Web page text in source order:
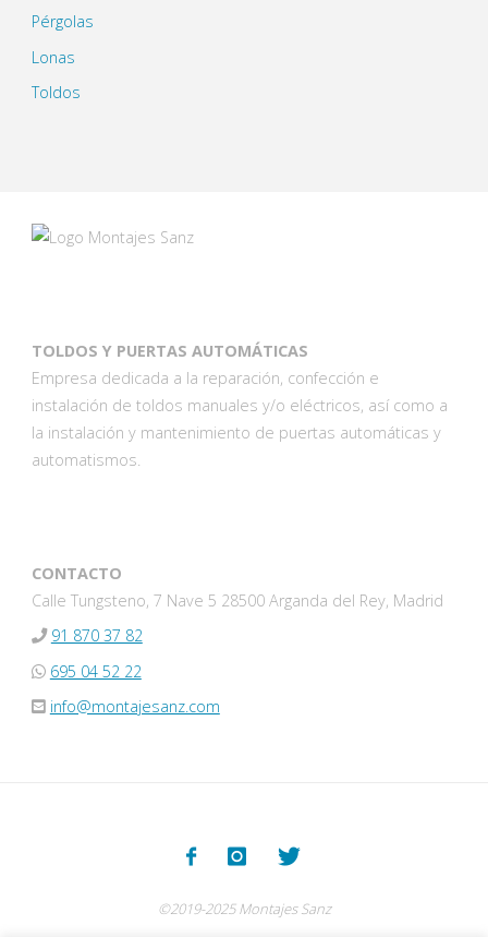
Pérgolas
Lonas
Toldos
TOLDOS Y PUERTAS AUTOMÁTICAS
Empresa dedicada a la reparación, confección e
instalación de toldos manuales y/o eléctricos, así como a
la instalación y mantenimiento de puertas automáticas y
automatismos.
CONTACTO
Calle Tungsteno, 7 Nave 5 28500 Arganda del Rey, Madrid
91 870 37 82
695 04 52 22
info@montajesanz.com
©2019-2025 Montajes Sanz